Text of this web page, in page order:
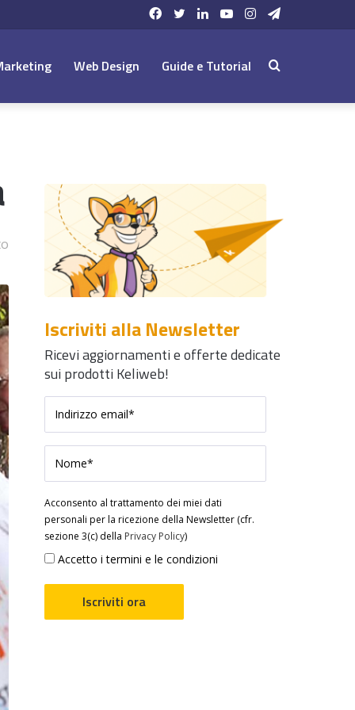
Telegram
Instagram
YouTube
LinkedIn
Twitter
Facebook
Web Design Guide e Tutorial Cerca:
Iscriviti alla Newsletter
Ricevi aggiornamenti e offerte dedicate
sui prodotti Keliweb!
Acconsento al trattamento dei miei dati
personali per la ricezione della Newsletter (cfr.
sezione 3(c) della Privacy Policy)
Accetto i termini e le condizioni